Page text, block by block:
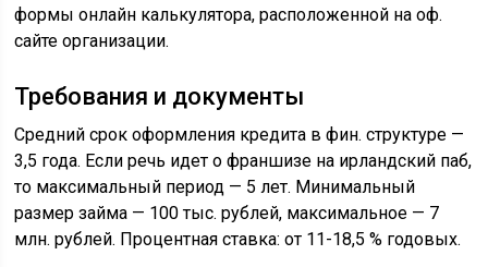
формы онлайн калькулятора, расположенной на оф.
сайте организации.
Требования и документы
Средний срок оформления кредита в фин. структуре —
3,5 года. Если речь идет о франшизе на ирландский паб,
то максимальный период — 5 лет. Минимальный
размер займа — 100 тыс. рублей, максимальное — 7
млн. рублей. Процентная ставка: от 11-18,5 % годовых.